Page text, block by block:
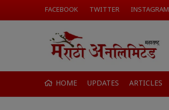
FACEBOOK TWITTER INSTAGRAM
HOME UPDATES ARTICLES